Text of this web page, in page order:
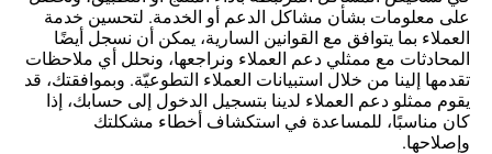
على معلومات بشأن مشاكل الدعم أو الخدمة. لتحسين خدمة
العملاء بما يتوافق مع القوانين السارية، يمكن أن نسجل أيضًا
المحادثات مع ممثلي دعم العملاء ونراجعها، ونحلل أي ملاحظات
تقدمها إلينا من خلال استبيانات العملاء التطوعيّة. وبموافقتك، قد
يقوم ممثلو دعم العملاء لدينا بتسجيل الدخول إلى حسابك، إذا
كان مناسبًا، للمساعدة في استكشاف أخطاء مشكلتك
وإصلاحها.